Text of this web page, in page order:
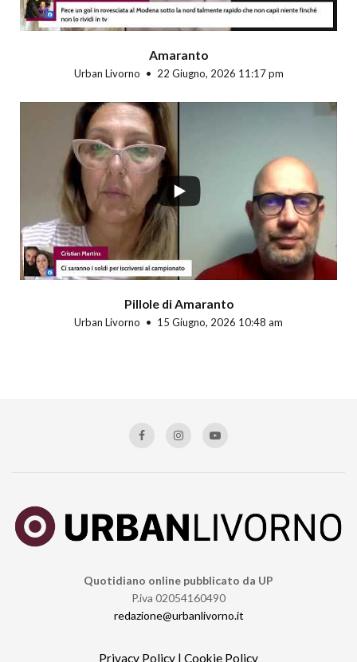
Amaranto
Urban Livorno 22 Giugno, 2026 11:17 pm
Pillole di Amaranto
Urban Livorno 15 Giugno, 2026 10:48 am
Quotidiano online pubblicato da UP
P.iva 02054160490
redazione@urbanlivorno.it
Privacy Policy | Cookie Policy